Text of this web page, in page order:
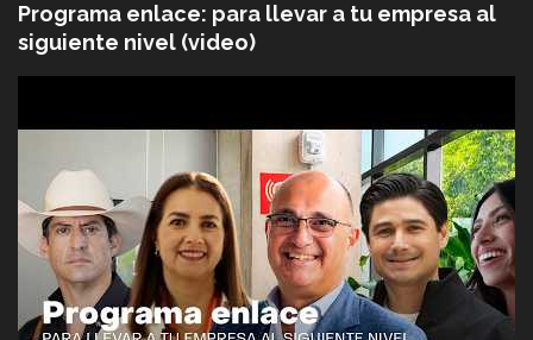
Programa enlace: para llevar a tu empresa al
siguiente nivel (video)